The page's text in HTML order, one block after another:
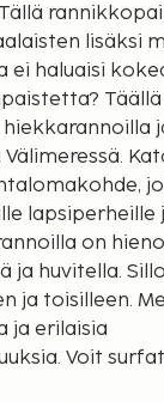
lisäksi
ei haluaisi
lapsiperheille
on
ja huvitella.
ja toisilleen.
ja erilaisia
Voit